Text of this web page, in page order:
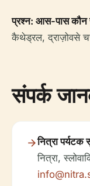
प्रश्न: आस-पास कौन
कैथेड्रल, द्राज़ोवसे
संपर्क
नित्रा
नित्रा,